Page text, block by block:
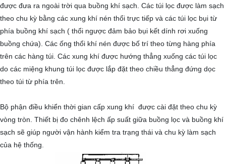
được đưa ra ngoài trời qua buồng khí sạch. Các túi lọc được làm sạch
theo chu kỳ bằng các xung khí nén thổi trực tiếp và các túi lọc bụi từ
phía buồng khí sạch ( thổi ngược đảm bảo bụi kết dính rơi xuống
buồng chứa). Các ống thổi khí nén được bố trí theo từng hàng phía
trên các hàng túi. Các xung khí được hướng thẳng xuống các túi lọc
do các miệng khung túi lọc được lắp đặt theo chiều thẳng đứng dọc
theo túi từ phía trên.
Bộ phận điều khiển thời gian cấp xung khí được cài đặt theo chu kỳ
vòng tròn. Thiết bị đo chênh lệch ấp suất giữa buồng lọc và buồng khí
sạch sẽ giúp người vận hành kiểm tra trạng thái và chu kỳ làm sạch
của hệ thống.